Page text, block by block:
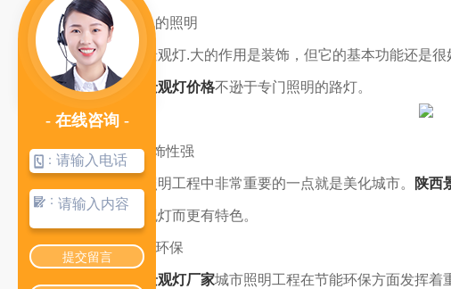
2.出色的照明
虽然景观灯.大的作用是装饰，但它的基本功能还是
变。陕西景观灯价格不逊于专门照明的路灯。
3、装饰性强
城市照明工程中非常重要的一点就是美化城市。 陕西
因为有景观灯而更有特色。
4.节能环保
陕西景观灯厂家城市照明工程在节能环保方面发挥着
- 在线咨询 -
：
：
提交留言